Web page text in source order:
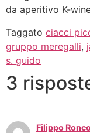
da aperitivo K-
Taggato ciacci
gruppo meregalli,
s. guido
3
Filippo